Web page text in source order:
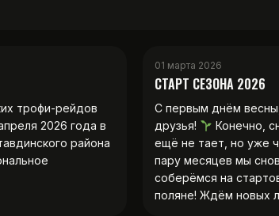
трофи-рейдов
2026 года в
района
01 марта 2026
СТАРТ СЕЗОНА 2026
С первым днём весны,
друзья!
Конечно,
ещё не тает, но уже
пару месяцев мы
соберёмся на
поляне! Ждём новых